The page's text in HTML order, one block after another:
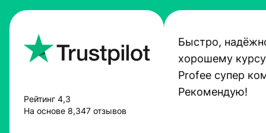
Рейтинг 4,3
На основе 8,347 отзывов
Быстро,
хорошему
Profee супер
Рекомендую!